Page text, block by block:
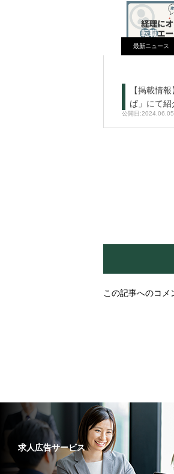
最新ニュース
【掲載情
ば」にて紹
2024.06.05
この記事へのコメ
求人広告サービス